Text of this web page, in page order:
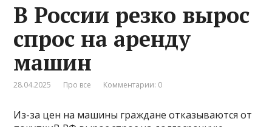
В России резко вырос
спрос на аренду
машин
28.04.2025 Про все Комментарии: 0
Из-за цен на машины граждане отказываются от